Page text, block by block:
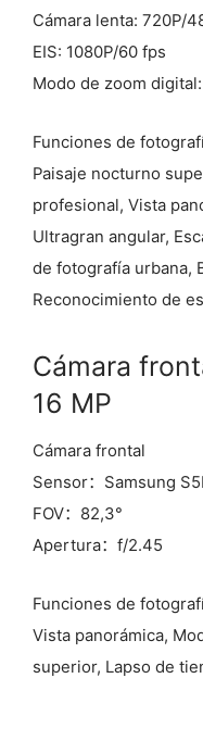
Cámara lenta: 720P/
EIS: 1080P/60 fps
Modo de zoom
Funciones de
Paisaje nocturno
profesional, Vista
Ultragran angular,
de fotografía urbana,
Reconocimiento de
Cámara
16 MP
Cámara frontal
Sensor：Samsung
FOV：82,3°
Apertura：f/2.45
Funciones de
Vista panorámica,
superior, Lapso de